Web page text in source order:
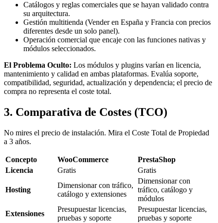
Catálogos y reglas comerciales que se hayan validado contra
su arquitectura.
Gestión multitienda (Vender en España y Francia con precios
diferentes desde un solo panel).
Operación comercial que encaje con las funciones nativas y
módulos seleccionados.
El Problema Oculto: Los módulos y plugins varían en licencia,
mantenimiento y calidad en ambas plataformas. Evalúa soporte,
compatibilidad, seguridad, actualización y dependencia; el precio de
compra no representa el coste total.
3. Comparativa de Costes (TCO)
No mires el precio de instalación. Mira el Coste Total de Propiedad
a 3 años.
Concepto WooCommerce
PrestaShop
Licencia
Gratis Gratis
Hosting
Dimensionar con tráfico,
catálogo y extensiones
Dimensionar con
tráfico, catálogo y
módulos
Extensiones
Presupuestar licencias,
pruebas y soporte
Presupuestar licencias,
pruebas y soporte